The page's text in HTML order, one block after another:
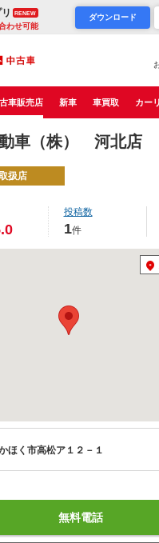
RENEW
わせ可能
ダウンロード
車販売店 新車 車買取 カー
車（株） 河北店
扱店
投稿数
1件
ほく市高松ア１２－１
無料電話